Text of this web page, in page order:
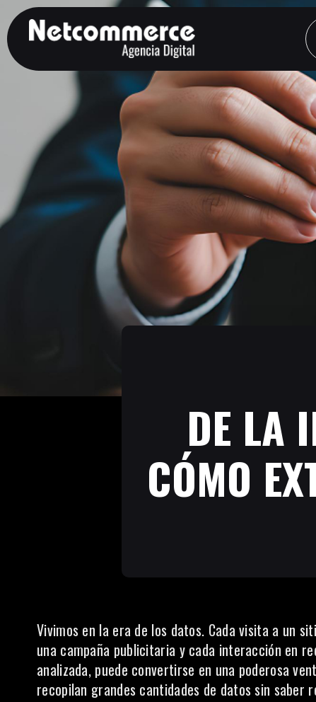
DE LA
CÓMO
Vivimos en la era de los datos. Cada visita a un
una campaña publicitaria y cada interacción en
analizada, puede convertirse en una poderosa
recopilan grandes cantidades de datos sin